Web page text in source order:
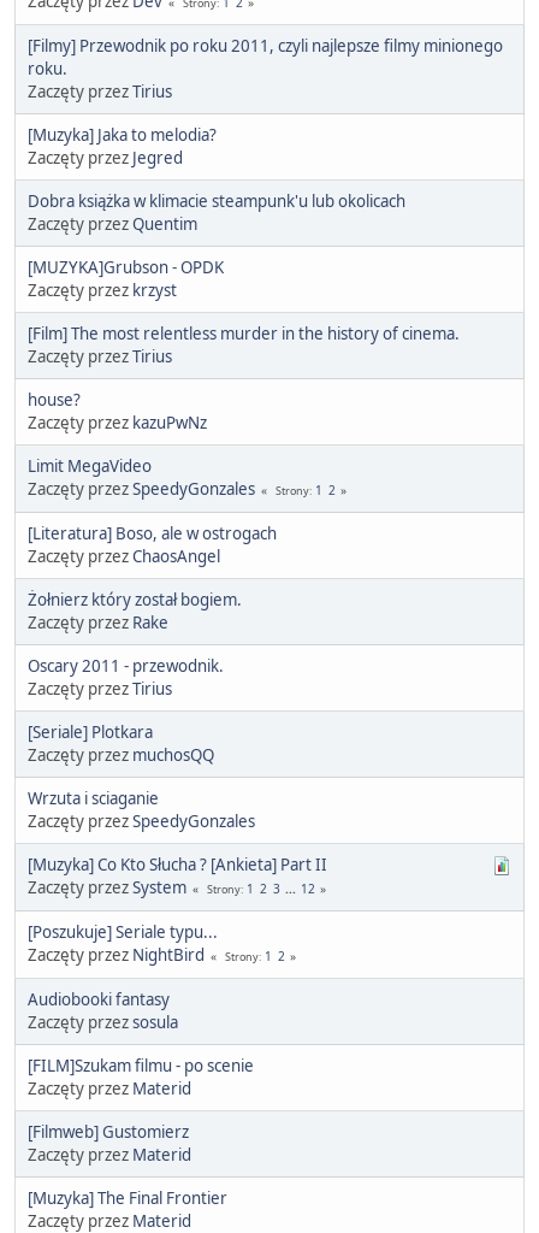
[Filmy] Przewodnik po roku 2011, czyli najlepsze filmy minionego
roku.
Zaczęty przezTirius
[Muzyka] Jaka to melodia?
Zaczęty przez Jegred
Dobra książka w klimacie steampunk'u lub okolicach
Zaczęty przezQuentim
[MUZYKA]Grubson - OPDK
Zaczęty przez krzyst
[Film] The most relentless murder in the history of cinema.
Zaczęty przezTirius
house?
Zaczęty przez kazuPwNz
Limit MegaVideo
Zaczęty przezSpeedyGonzales Strony 1 2
[Literatura] Boso, ale w ostrogach
Zaczęty przezChaosAngel
Żołnierz który został bogiem.
Zaczęty przez Rake
Oscary 2011 - przewodnik.
Zaczęty przezTirius
[Seriale] Plotkara
Zaczęty przez muchosQQ
Wrzuta i sciaganie
Zaczęty przezSpeedyGonzales
[Muzyka] Co Kto Słucha ? [Ankieta] Part II
Zaczęty przezSystem Strony 1 2 3 ... 12
[Poszukuje] Seriale typu...
Zaczęty przez NightBird Strony 1 2
Audiobooki fantasy
Zaczęty przezsosula
[FILM]Szukam filmu - po scenie
Zaczęty przez Materid
[Filmweb] Gustomierz
Zaczęty przez Materid
[Muzyka] The Final Frontier
Zaczęty przez Materid